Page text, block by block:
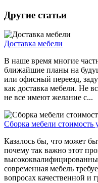
Другие статьи
Доставка мебели
В наше время многие
ближайшие планы на
или офисный переезд,
как доставка мебели. Не
не все имеют желание с...
Сборка мебели стоимость
Казалось бы, что может
почему так важно этот
современная мебель
вопросах качественной и